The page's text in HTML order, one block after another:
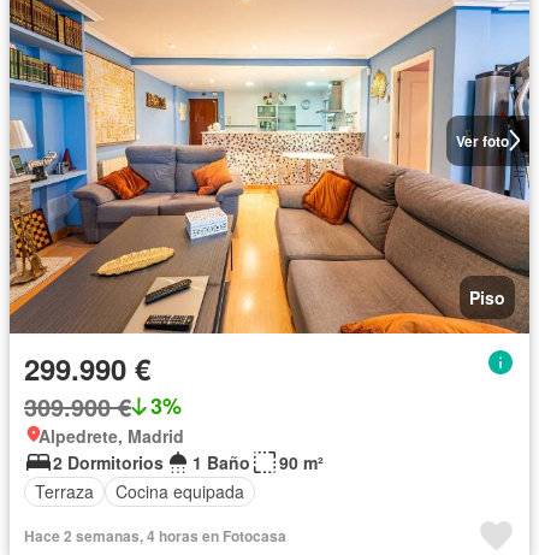
Ver foto
Piso
299.990 €
309.900 € 3%
Alpedrete, Madrid
2 Dormitorios
1 Baño
90 m²
Terraza
Cocina equipada
Hace 2 semanas, 4 horas en Fotocasa